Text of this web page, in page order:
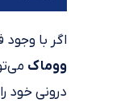
اگر با
ووماک
درونی خود